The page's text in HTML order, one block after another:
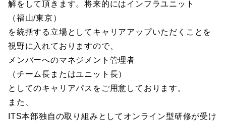
解をして頂きます。将来的にはインフラユニット
（福山/東京）
を統括する立場としてキャリアアップいただくことを
視野に入れておりますので、
メンバーへのマネジメント管理者
（チーム長またはユニット長）
としてのキャリアパスをご用意しております。
また、
ITS本部独自の取り組みとしてオンライン型研修が受け